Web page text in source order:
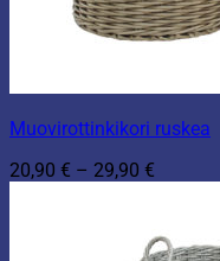
Muovirottinkikori ruskea
20,90 € – 29,90 €
29,90 €